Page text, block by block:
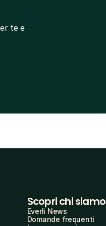
te e
Scopri chi siamo
Everli News
Domande frequenti